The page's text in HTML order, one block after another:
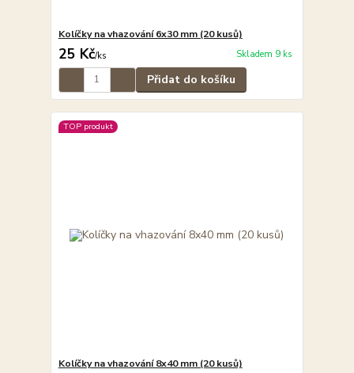
Kolíčky na vhazování 6x30 mm (20 kusů)
25 Kč/ks Skladem 9 ks
Přidat do košíku
TOP produkt
Kolíčky na vhazování 8x40 mm (20 kusů)